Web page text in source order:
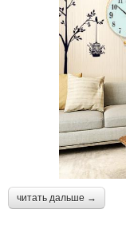
читать дальше →